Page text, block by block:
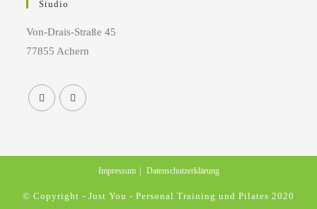
Studio
Von-Drais-Straße 45
77855 Achern
Impressum Datenschutzerklärung
© Copyright - Just You - Personal Training und Pilates 2020